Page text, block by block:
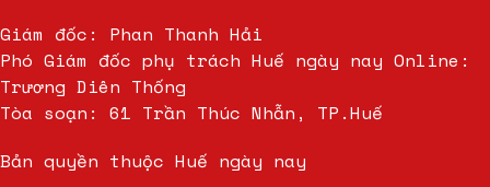
Giám đốc: Phan Thanh Hải
Phó Giám đốc phụ trách Huế ngày nay Online:
Trương Diên Thống
Tòa soạn: 61 Trần Thúc Nhẫn, TP.Huế
Bản quyền thuộc Huế ngày nay